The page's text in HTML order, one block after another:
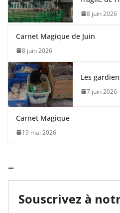
8 juin 2026
Carnet Magique de Juin
8 juin 2026
Les
7 juin 2026
Carnet Magique
19 mai 2026
–